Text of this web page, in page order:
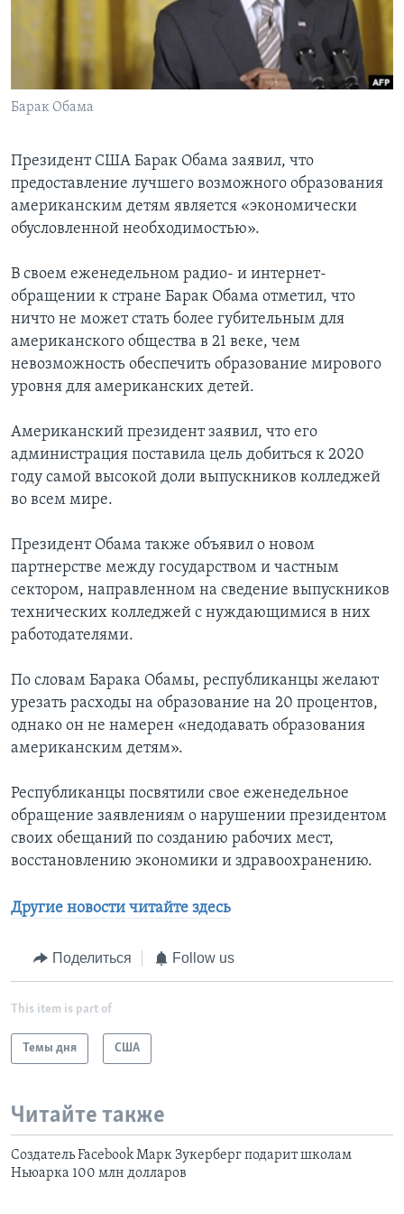
Learning English
Языки
Барак Обама
Президент США Барак Обама заявил, что
предоставление лучшего возможного образования
американским детям является «экономически
обусловленной необходимостью».
В своем еженедельном радио- и интернет-
обращении к стране Барак Обама отметил, что
ничто не может стать более губительным для
американского общества в 21 веке, чем
невозможность обеспечить образование мирового
уровня для американских детей.
Американский президент заявил, что его
администрация поставила цель добиться к 2020
году самой высокой доли выпускников колледжей
во всем мире.
Президент Обама также объявил о новом
партнерстве между государством и частным
сектором, направленном на сведение выпускников
технических колледжей с нуждающимися в них
работодателями.
По словам Барака Обамы, республиканцы желают
урезать расходы на образование на 20 процентов,
однако он не намерен «недодавать образования
американским детям».
Республиканцы посвятили свое еженедельное
обращение заявлениям о нарушении президентом
своих обещаний по созданию рабочих мест,
восстановлению экономики и здравоохранению.
Другие новости читайте здесь
Поделиться Follow us
This item is part of
Темы дня США
Читайте также
Создатель Facebook Марк Зукерберг подарит школам
Ньюарка 100 млн долларов